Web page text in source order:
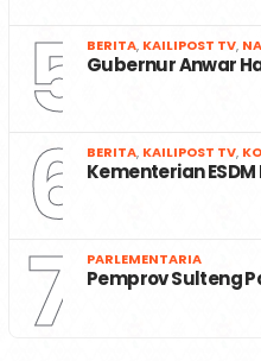
5 BERITA, KAILIPOST TV,
Gubernur Anwar
6 BERITA, KAILIPOST TV,
Kementerian
7 PARLEMENTARIA
Pemprov Sulteng